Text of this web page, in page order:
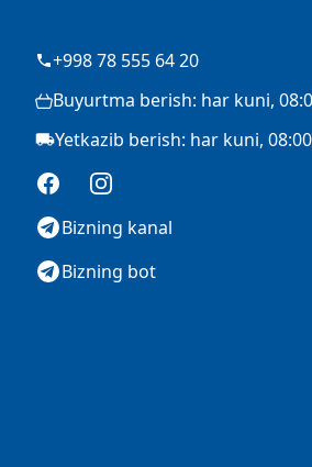
+998 78 555 64 20
Buyurtma berish: har kuni,
Yetkazib berish: har kuni,
FacebookInstagram
Bizning kanal
Bizning bot